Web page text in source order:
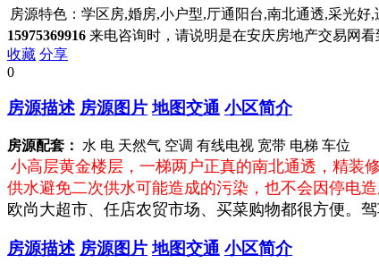
房源特色： 学区房,婚房,小户型,厅通阳台,南北通透,采光
15975369916 来电咨询时，请说明是在安庆房地产交易网看
收藏 分享
0
房源描述 房源图片 地图交通 小区简介
房源配套： 水 电 天然气 空调 有线电视 宽带 电梯 车位
小高层黄金楼层，一梯两户正真的南北通透，精装
供水避免二次供水可能造成的污染，也不会因停电
欧尚大超市、任店农贸市场、买菜购物都很方便。
房源描述 房源图片 地图交通 小区简介